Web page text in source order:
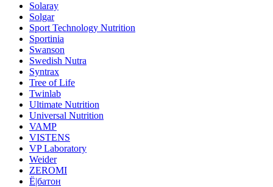
Solaray
Solgar
Sport Technology Nutrition
Sportinia
Swanson
Swedish Nutra
Syntrax
Tree of Life
Twinlab
Ultimate Nutrition
Universal Nutrition
VAMP
VISTENS
VP Laboratory
Weider
ZEROMI
Ё|батон